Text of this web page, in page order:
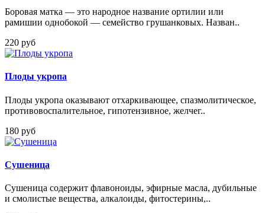
Боровая матка — это народное название ортилии или
рамишии однобокой — семейство грушанковых. Назван..
220 руб
Плоды укропа
Плоды укропа оказывают отхаркивающее, спазмолитическое,
противовоспалительное, гипотензивное, желчег..
180 руб
Сушеница
Сушеница содержит флавоноиды, эфирные масла, дубильные
и смолистые вещества, алкалоиды, фитостерины,..